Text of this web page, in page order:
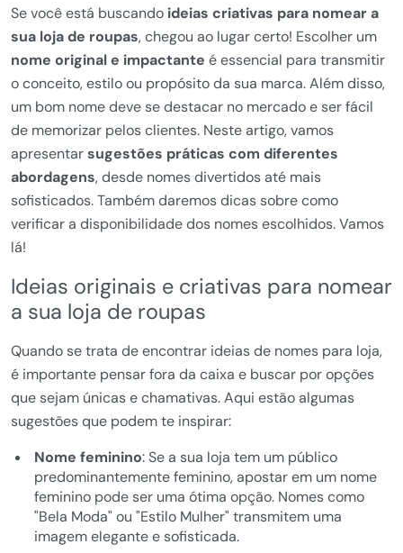
Se você está buscando ideias criativas para nomear a
sua loja de roupas, chegou ao lugar certo! Escolher um
nome original e impactante é essencial para transmitir
o conceito, estilo ou propósito da sua marca. Além disso,
um bom nome deve se destacar no mercado e ser fácil
de memorizar pelos clientes. Neste artigo, vamos
apresentarsugestões práticas com diferentes
abordagens, desde nomes divertidos até mais
sofisticados. Também daremos dicas sobre como
verificar a disponibilidade dos nomes escolhidos. Vamos
lá!
Ideias originais e criativas para nomear
a sua loja de roupas
Quando se trata de encontrar ideias de nomes para loja,
é importante pensar fora da caixa e buscar por opções
que sejam únicas e chamativas. Aqui estão algumas
sugestões que podem te inspirar:
Nome feminino: Se a sua loja tem um público
predominantemente feminino, apostar em um nome
feminino pode ser uma ótima opção. Nomes como
"Bela Moda" ou "Estilo Mulher" transmitem uma
imagem elegante e sofisticada.